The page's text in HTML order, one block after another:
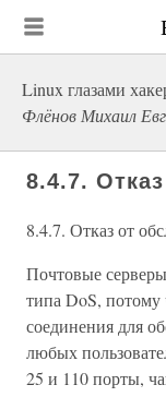
Linux глазами
Флёнов Михаил
8.4.7.
8.4.7. Отказ от
Почтовые
типа DoS,
соединения для
любых
25 и 110 порты,